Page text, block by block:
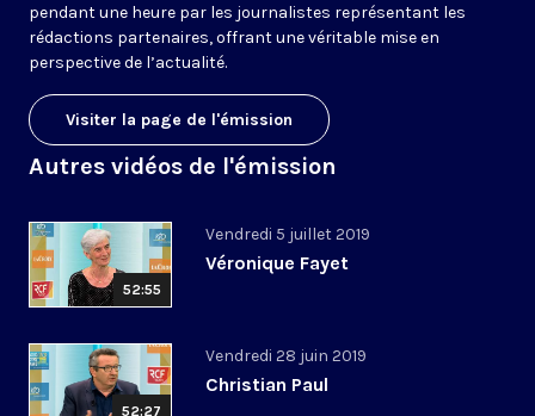
pendant une heure par les journalistes représentant les
rédactions partenaires, offrant une véritable mise en
perspective de l’actualité.
Visiter la page de l'émission
Autres vidéos de l'émission
52:55
Vendredi 5 juillet 2019
Véronique Fayet
52:27
Vendredi 28 juin 2019
Christian Paul